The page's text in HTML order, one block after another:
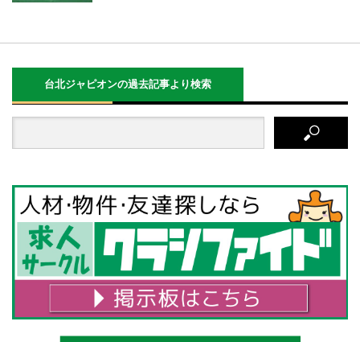
台北ジャピオンの過去記事より検索